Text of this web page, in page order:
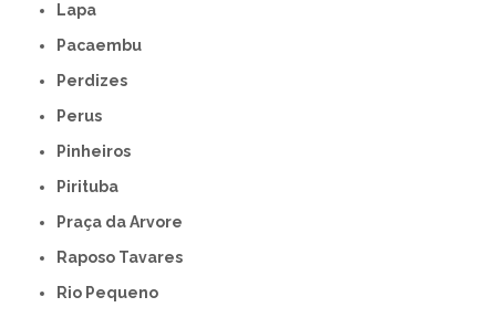
Lapa
Pacaembu
Perdizes
Perus
Pinheiros
Pirituba
Praça da Arvore
Raposo Tavares
Rio Pequeno